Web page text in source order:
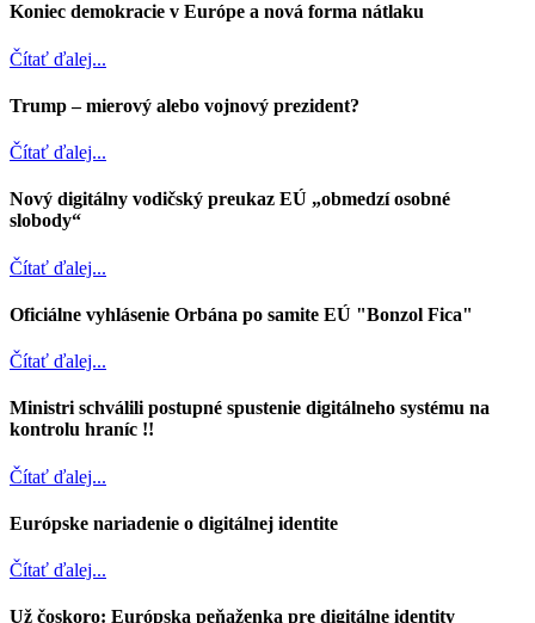
Koniec demokracie v Európe a nová forma nátlaku
Čítať ďalej...
Trump – mierový alebo vojnový prezident?
Čítať ďalej...
Nový digitálny vodičský preukaz EÚ „obmedzí osobné
slobody“
Čítať ďalej...
Oficiálne vyhlásenie Orbána po samite EÚ "Bonzol Fica"
Čítať ďalej...
Ministri schválili postupné spustenie digitálneho systému na
kontrolu hraníc !!
Čítať ďalej...
Európske nariadenie o digitálnej identite
Čítať ďalej...
Už čoskoro: Európska peňaženka pre digitálne identity